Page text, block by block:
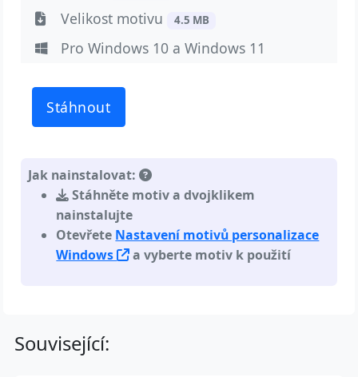
Velikost motivu 4.5 MB
Pro Windows 10 a Windows 11
Stáhnout
Jak nainstalovat:
Stáhněte motiv a dvojklikem
nainstalujte
Otevřete Nastavení motivů personalizace
Windows
a vyberte motiv k použití
Související: